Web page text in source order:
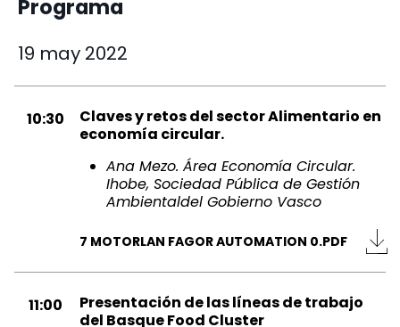
Programa
19 may 2022
10:30
Claves y retos del sector Alimentario en
economía circular.
Ana Mezo. Área Economía Circular.
Ihobe, Sociedad Pública de Gestión
Ambientaldel Gobierno Vasco
7 MOTORLAN FAGOR AUTOMATION 0.PDF
11:00
Presentación de las líneas de trabajo
del Basque Food Cluster